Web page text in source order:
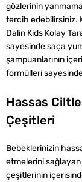
gözlerinin
tercih edebilirsiniz.
Dalin Kids Kolay
sayesinde saça
şampuanlarının
formülleri
Hassas
Çeşitleri
Bebeklerinizin
etmelerini sağlayan
çeşitlerinin